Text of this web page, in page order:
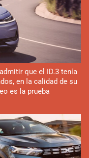
que el ID.3 tenía
en la calidad de su
es la prueba